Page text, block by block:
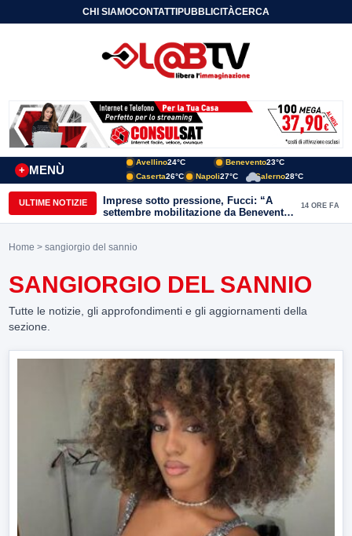
CHI SIAMOCONTATTIPUBBLICITÀCERCA
MENÙ
+
Avellino24°C Benevento23°C
Caserta26°C Napoli27°C Salerno28°C
ULTIME NOTIZIE
Imprese sotto pressione, Fucci: “A
settembre mobilitazione da Benevento
e Avellino”
14 ORE FA
Home > sangiorgio del sannio
SANGIORGIO DEL SANNIO
Tutte le notizie, gli approfondimenti e gli aggiornamenti della
sezione.